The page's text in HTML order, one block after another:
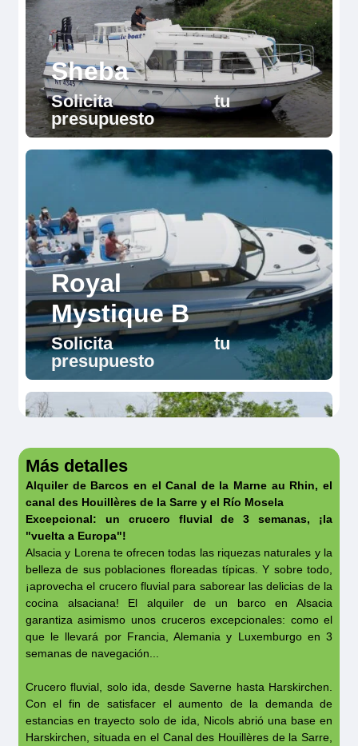
Sheba
Solicita tu
presupuesto
Royal
Mystique B
Solicita tu
presupuesto
Royal
Classique
Más detalles
Alquiler de Barcos en el Canal de la Marne au Rhin, el
canal des Houillères de la Sarre y el Río Mosela
Excepcional: un crucero fluvial de 3 semanas, ¡la
"vuelta a Europa"!
Alsacia y Lorena te ofrecen todas las riquezas naturales y la
belleza de sus poblaciones floreadas típicas. Y sobre todo,
¡aprovecha el crucero fluvial para saborear las delicias de la
cocina alsaciana! El alquiler de un barco en Alsacia
garantiza asimismo unos cruceros excepcionales: como el
que le llevará por Francia, Alemania y Luxemburgo en 3
semanas de navegación...
Crucero fluvial, solo ida, desde Saverne hasta Harskirchen.
Con el fin de satisfacer el aumento de la demanda de
estancias en trayecto solo de ida, Nicols abrió una base en
Harskirchen, situada en el Canal des Houillères de la Sarre,